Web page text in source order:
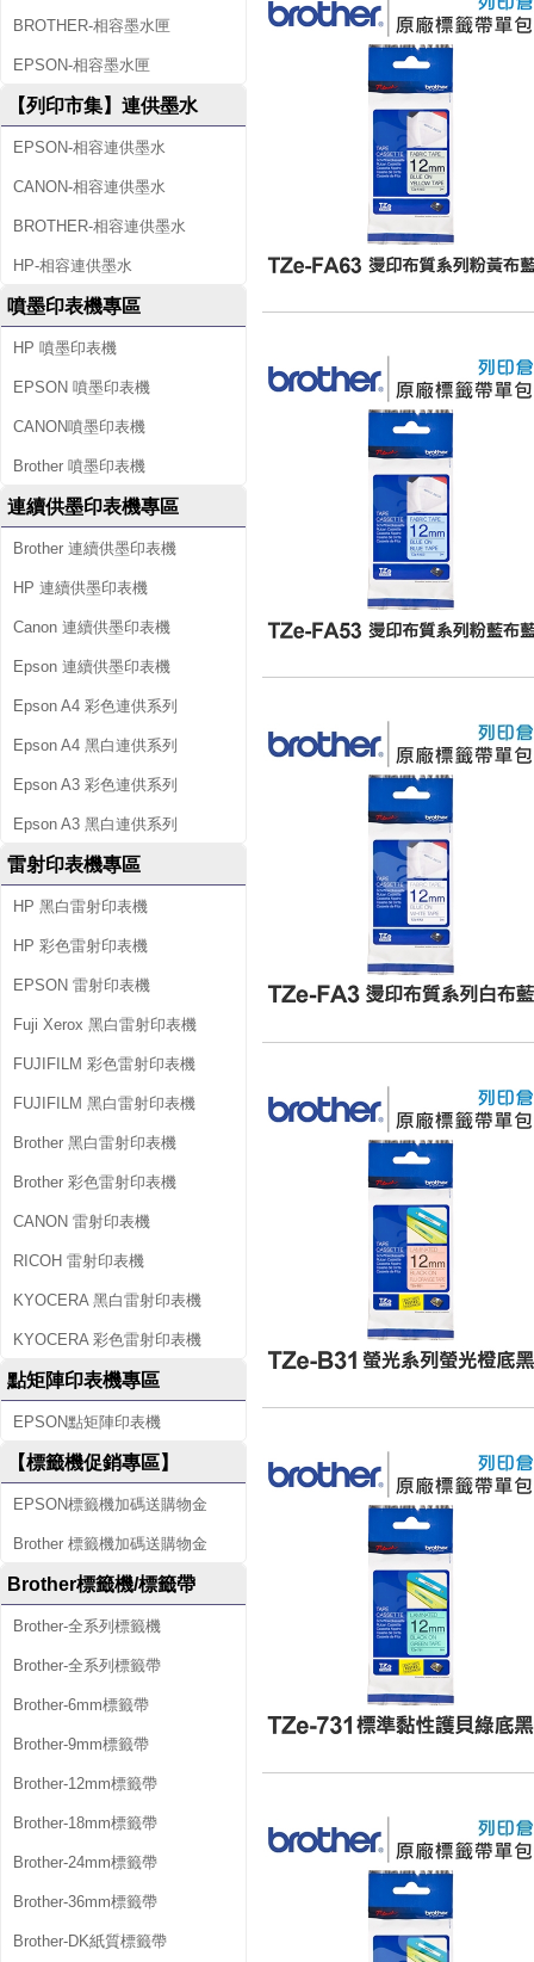
BROTHER-相容墨水匣
EPSON-相容墨水匣
【列印市集】連供墨水
EPSON-相容連供墨水
CANON-相容連供墨水
BROTHER-相容連供墨水
HP-相容連供墨水
噴墨印表機專區
HP 噴墨印表機
EPSON 噴墨印表機
CANON噴墨印表機
Brother 噴墨印表機
連續供墨印表機專區
Brother 連續供墨印表機
HP 連續供墨印表機
Canon 連續供墨印表機
Epson 連續供墨印表機
Epson A4 彩色連供系列
Epson A4 黑白連供系列
Epson A3 彩色連供系列
Epson A3 黑白連供系列
雷射印表機專區
HP 黑白雷射印表機
HP 彩色雷射印表機
EPSON 雷射印表機
Fuji Xerox 黑白雷射印表機
FUJIFILM 彩色雷射印表機
FUJIFILM 黑白雷射印表機
Brother 黑白雷射印表機
Brother 彩色雷射印表機
CANON 雷射印表機
RICOH 雷射印表機
KYOCERA 黑白雷射印表機
KYOCERA 彩色雷射印表機
點矩陣印表機專區
EPSON點矩陣印表機
【標籤機促銷專區】
EPSON標籤機加碼送購物金
Brother 標籤機加碼送購物金
Brother標籤機/標籤帶
Brother-全系列標籤機
Brother-全系列標籤帶
Brother-6mm標籤帶
Brother-9mm標籤帶
Brother-12mm標籤帶
Brother-18mm標籤帶
Brother-24mm標籤帶
Brother-36mm標籤帶
Brother-DK紙質標籤帶